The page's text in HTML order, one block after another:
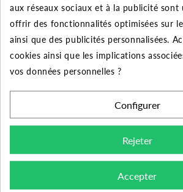
DESCRIPTION DU PRODUIT
- Bague d'accroche du tube :
Profil étudié pour faciliter la
Meilleure amplitude de serrage grâce
ouverture importante de la bague.
- Ecrou de serrage laiton matricé :
aux réseaux sociaux et à la publicité sont
offrir des fonctionnalités optimisées sur
ainsi que des publicités personnalisées.
cookies ainsi que les implications
vos données personnelles ?
Configurer
Rejeter
Accepter